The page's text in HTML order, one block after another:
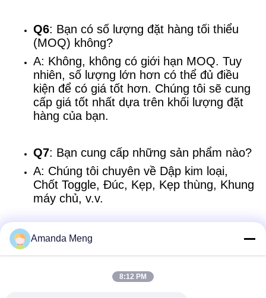
Q6: Bạn có số lượng đặt hàng tối thiểu
(MOQ) không?
A: Không, không có giới hạn MOQ. Tuy
nhiên, số lượng lớn hơn có thể đủ điều
kiện để có giá tốt hơn. Chúng tôi sẽ cung
cấp giá tốt nhất dựa trên khối lượng đặt
hàng của bạn.
Q7: Bạn cung cấp những sản phẩm nào?
A: Chúng tôi chuyên về Dập kim loại,
Chốt Toggle, Đúc, Kẹp, Kẹp thùng, Khung
máy chủ, v.v.
Amanda Meng
8:12 PM